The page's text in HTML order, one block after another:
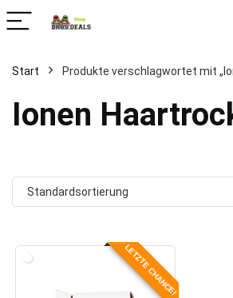
Start Produkte verschlagwortet mit
Ionen
Standardsortierung
LETZTE CHANCE!